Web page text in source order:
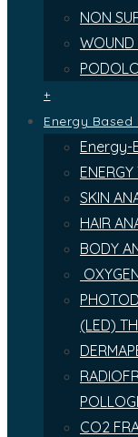
NON
WOUND
+
Energy Based
Energy-
ENERGY
SKIN
HAIR
BODY
(LED)
CO2